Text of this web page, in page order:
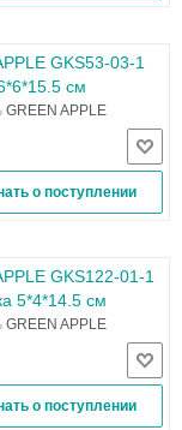
03-1
см
GREEN APPLE
о поступлении
01-1
5*4*14.5 см
GREEN APPLE
о поступлении